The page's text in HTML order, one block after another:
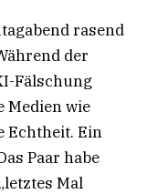
rasend
der
Fälschung
Medien wie
Echtheit. Ein
Paar habe
Mal